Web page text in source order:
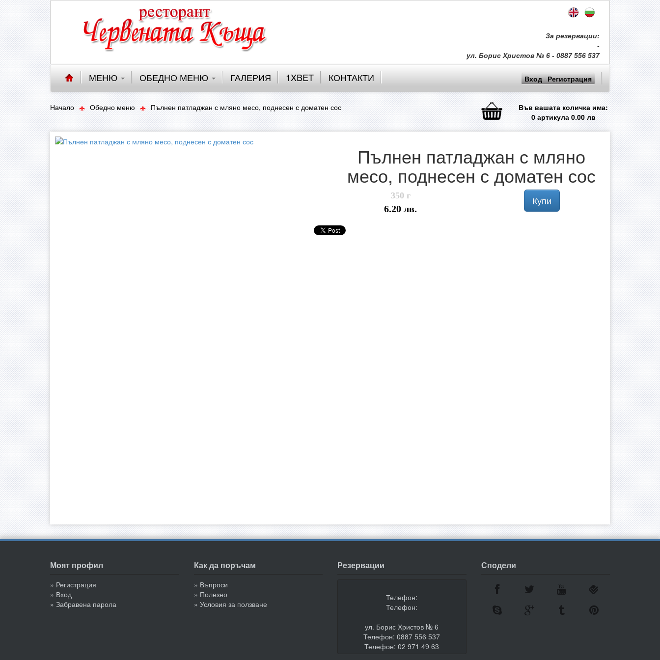
За резервации:
-
ул. Борис Христов № 6 - 0887 556 537
МЕНЮ ОБЕДНО МЕНЮ ГАЛЕРИЯ 1XBET КОНТАКТИ Вход Регистрация
Начало Обедно меню Пълнен патладжан с мляно месо, поднесен с доматен сос
Във вашата количка има:
0артикула0.00лв
Пълнен патладжан с мляно
месо, поднесен с доматен сос
350 г
6.20 лв.
Купи
Моят профил
» Регистрация
» Вход
» Забравена парола
Как да поръчам
» Въпроси
» Полезно
» Условия за ползване
Резервации
Телефон:
Телефон:
ул. Борис Христов № 6
Телефон: 0887 556 537
Телефон: 02 971 49 63
Сподели